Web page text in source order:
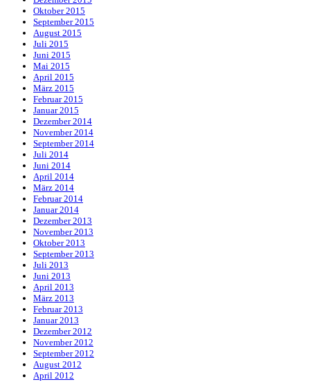
Oktober 2015
September 2015
August 2015
Juli 2015
Juni 2015
Mai 2015
April 2015
März 2015
Februar 2015
Januar 2015
Dezember 2014
November 2014
September 2014
Juli 2014
Juni 2014
April 2014
März 2014
Februar 2014
Januar 2014
Dezember 2013
November 2013
Oktober 2013
September 2013
Juli 2013
Juni 2013
April 2013
März 2013
Februar 2013
Januar 2013
Dezember 2012
November 2012
September 2012
August 2012
April 2012